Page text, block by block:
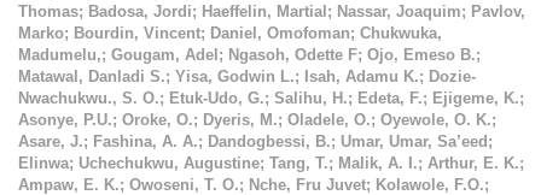
Thomas; Badosa, Jordi; Haeffelin, Martial ; Nassar, Joaquim; Pavlov,
Marko; Bourdin, Vincent; Daniel, Omofoman; Chukwuka,
Madumelu,; Gougam, Adel ; Ngasoh, Odette F; Ojo, Emeso B.;
Matawal, Danladi S.; Yisa, Godwin L.; Isah, Adamu K.; Dozie-
Nwachukwu., S. O.; Etuk-Udo, G.; Salihu, H.; Edeta, F.; Ejigeme, K.;
Asonye, P.U.; Oroke, O.; Dyeris, M.; Oladele, O.; Oyewole, O. K.;
Asare, J.; Fashina, A. A.; Dandogbessi, B.; Umar, Umar, Sa’eed ;
Elinwa; Uchechukwu, Augustine; Tang, T.; Malik, A. I.; Arthur, E. K.;
Ampaw, E. K.; Owoseni, T. O.; Nche, Fru Juvet; Kolawole, F.O.;